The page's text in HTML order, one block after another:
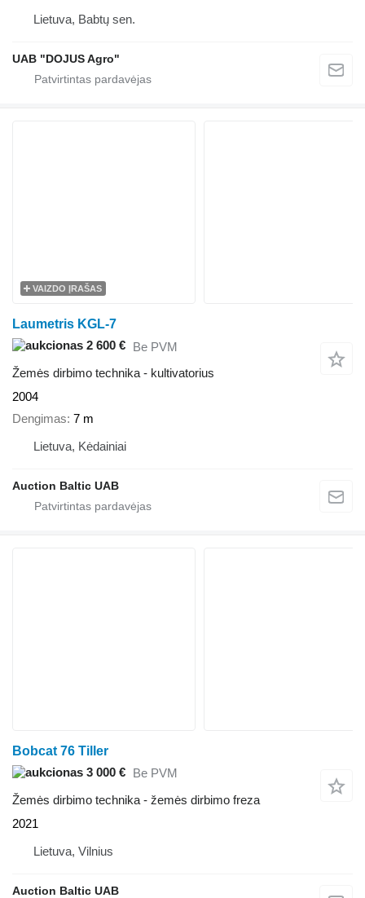
Lietuva, Babtų sen.
UAB "DOJUS Agro"
VAIZDO ĮRAŠAS
Laumetris KGL-7
2 600 € Be PVM
Žemės dirbimo technika - kultivatorius
2004
Dengimas 7 m
Lietuva, Kėdainiai
Auction Baltic UAB
Bobcat 76 Tiller
3 000 € Be PVM
Žemės dirbimo technika - žemės dirbimo freza
2021
Lietuva, Vilnius
Auction Baltic UAB